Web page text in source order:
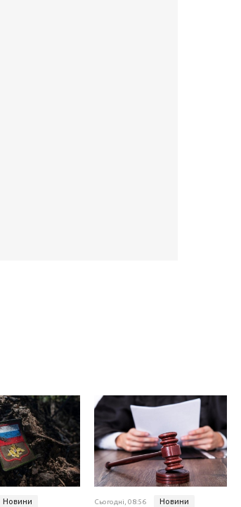
Новини Сьогодні, 08:56 Новини